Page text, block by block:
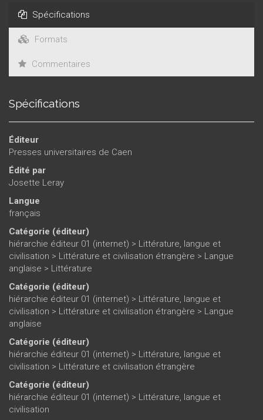
Spécifications
Formats
Commentaires
Spécifications
Éditeur
Presses universitaires de Caen
Édité par
Josette Leray
Langue
français
Catégorie (éditeur)
hiérarchie éditeur 01 (internet) > Littérature, langue et
civilisation > Littérature et civilisation étrangère > Langue
anglaise > Littérature
Catégorie (éditeur)
hiérarchie éditeur 01 (internet) > Littérature, langue et
civilisation > Littérature et civilisation étrangère > Langue
anglaise
Catégorie (éditeur)
hiérarchie éditeur 01 (internet) > Littérature, langue et
civilisation > Littérature et civilisation étrangère
Catégorie (éditeur)
hiérarchie éditeur 01 (internet) > Littérature, langue et
civilisation